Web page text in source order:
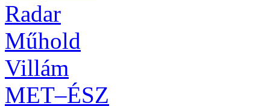
Radar
Műhold
Villám
MET–ÉSZ